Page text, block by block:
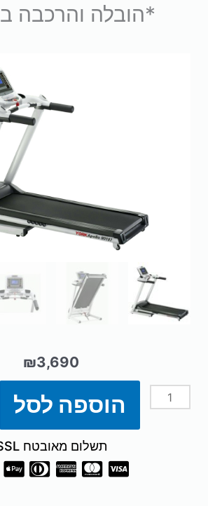
*הובלה והרכבה
₪3,690
כמות הוספה לסל
תשלום מאובטח SSL